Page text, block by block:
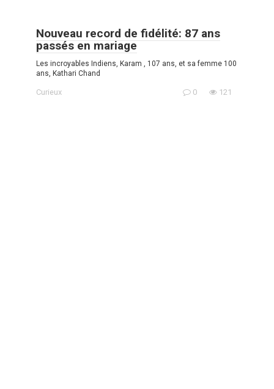
Nouveau record de fidélité: 87 ans
passés en mariage
Les incroyables Indiens, Karam , 107 ans, et sa femme 100
ans, Kathari Chand
Curieux 0 121